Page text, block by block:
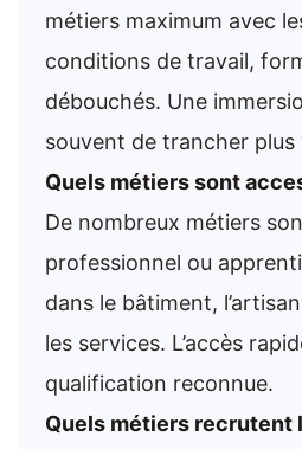
métiers maximum avec
conditions de travail,
débouchés. Une
souvent de trancher plus
Quels métiers sont
De nombreux métiers
professionnel ou
dans le bâtiment,
les services. L’accès
qualification reconnue.
Quels métiers recrutent